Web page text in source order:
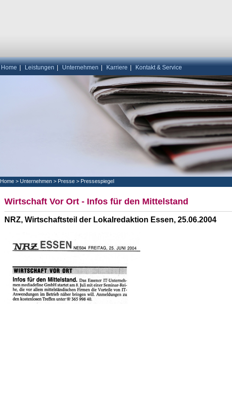
Home Leistungen Unternehmen Karriere Kontakt & Service
Home > Unternehmen > Presse > Pressespiegel
Wirtschaft Vor Ort - Infos für den Mittelstand
NRZ, Wirtschaftsteil der Lokalredaktion Essen, 25.06.2004